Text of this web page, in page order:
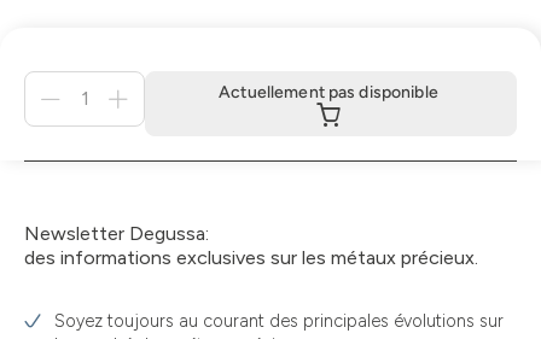
Actuellement
disponible
Actuellement pas disponible
Newsletter Degussa:
des informations exclusives sur les métaux précieux.
Soyez toujours au courant des principales évolutions sur